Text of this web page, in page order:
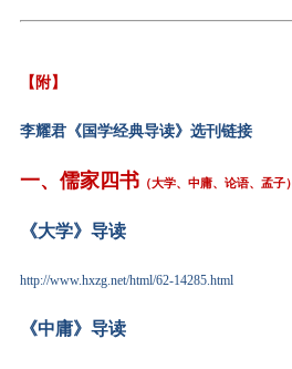
【附】
李耀君《国学经典导读》选刊链接
一、儒家四书（大学、中庸、论语、孟子）
《大学》导读
http://www.hxzg.net/html/62-14285.html
《中庸》导读